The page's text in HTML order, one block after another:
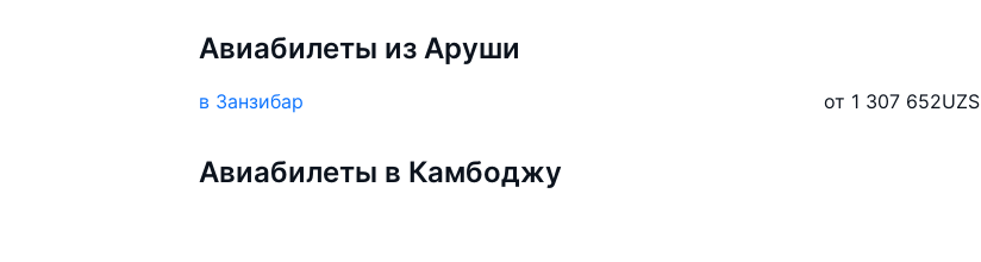
Авиабилеты из Аруши
в Занзибар от 1 307 652UZS
Авиабилеты в Камбоджу